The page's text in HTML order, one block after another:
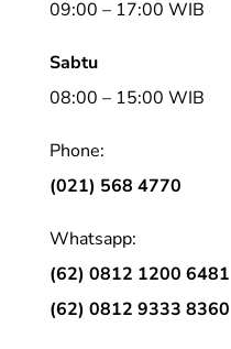
09:00 – 17:00 WIB
Sabtu
08:00 – 15:00 WIB
Phone:
(021) 568 4770
Whatsapp:
(62) 0812 1200 6481
(62) 0812 9333 8360